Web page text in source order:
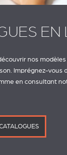
EN
nos
Imprégnez-vous
en consultant